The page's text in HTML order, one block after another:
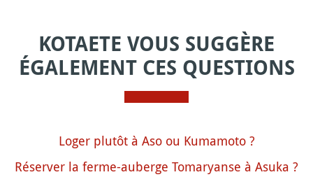
KOTAETE VOUS SUGGÈRE
ÉGALEMENT CES QUESTIONS
Loger plutôt à Aso ou Kumamoto ?
Réserver la ferme-auberge Tomaryanse à Asuka ?